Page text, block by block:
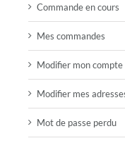
Commande en cours
Mes commandes
Modifier mon compte
Modifier mes
Mot de passe perdu